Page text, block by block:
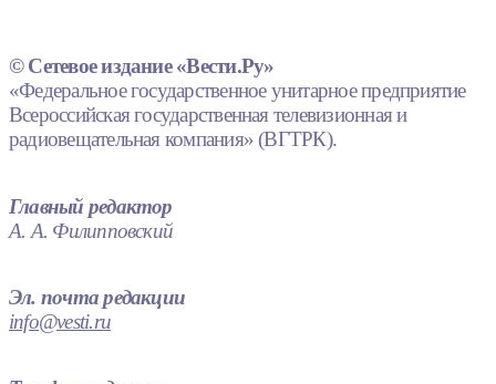
© Сетевое издание «Вести.Ру»
«Федеральное государственное унитарное предприятие
Всероссийская государственная телевизионная и
радиовещательная компания» (ВГТРК).
Главный редактор
А. А. Филипповский
Эл. почта редакции
info@vesti.ru